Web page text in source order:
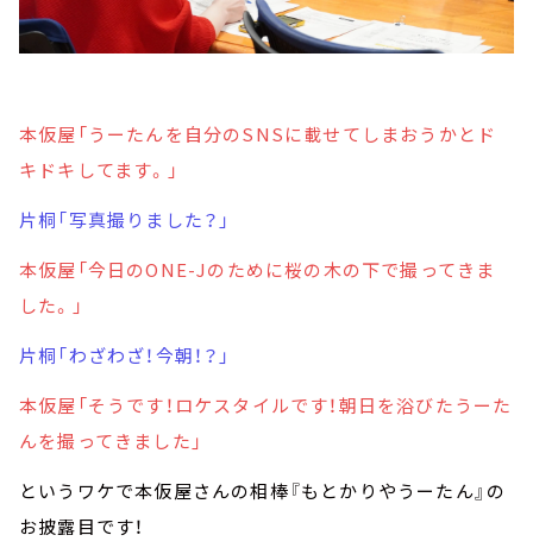
本仮屋「うーたんを自分のSNSに載せてしまおうかとド
キドキしてます。」
片桐「写真撮りました？」
本仮屋「今日のONE-Jのために桜の木の下で撮ってきま
した。」
片桐「わざわざ！今朝！？」
本仮屋「そうです！ロケスタイルです！朝日を浴びたうーた
んを撮ってきました」
というワケで本仮屋さんの相棒『もとかりやうーたん』の
お披露目です！